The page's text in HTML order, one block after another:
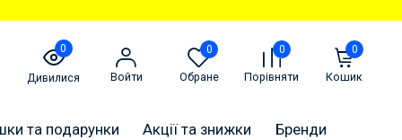
0
Дивилися Войти
0
Обране
0
Порівняти
0
Кошик
та подарунки Акції та знижки Бренди